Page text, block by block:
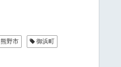
熊野市 御浜町